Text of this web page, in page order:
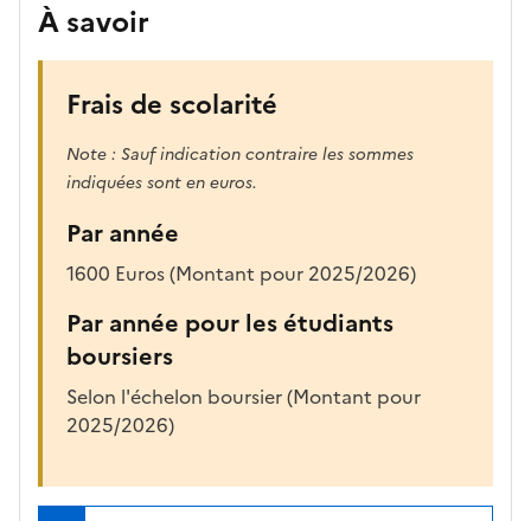
À savoir
Frais de scolarité
Note : Sauf indication contraire les sommes
indiquées sont en euros.
Par année
1600 Euros (Montant pour 2025/2026)
Par année pour les étudiants
boursiers
Selon l'échelon boursier (Montant pour
2025/2026)